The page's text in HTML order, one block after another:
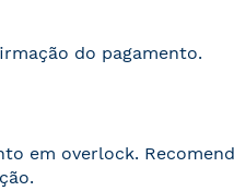
do pagamento.
em overlock.